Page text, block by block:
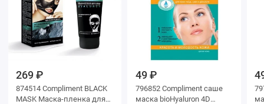
269 ₽
874514 Compliment BLACK
MASK Маска-пленка для
49 ₽
796852 Compliment саше
маска bioHyaluron 4D